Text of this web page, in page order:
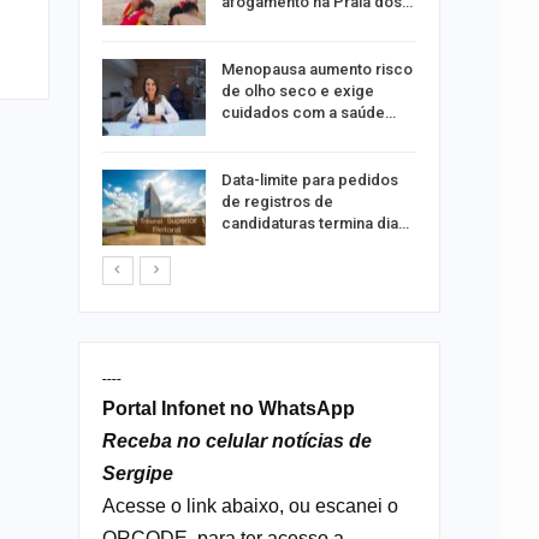
Menopausa aumento risco
de olho seco e exige
cuidados com a saúde…
Data-limite para pedidos
de registros de
candidaturas termina dia…
----
Portal Infonet no WhatsApp
Receba no celular notícias de
Sergipe
Acesse o link abaixo, ou escanei o